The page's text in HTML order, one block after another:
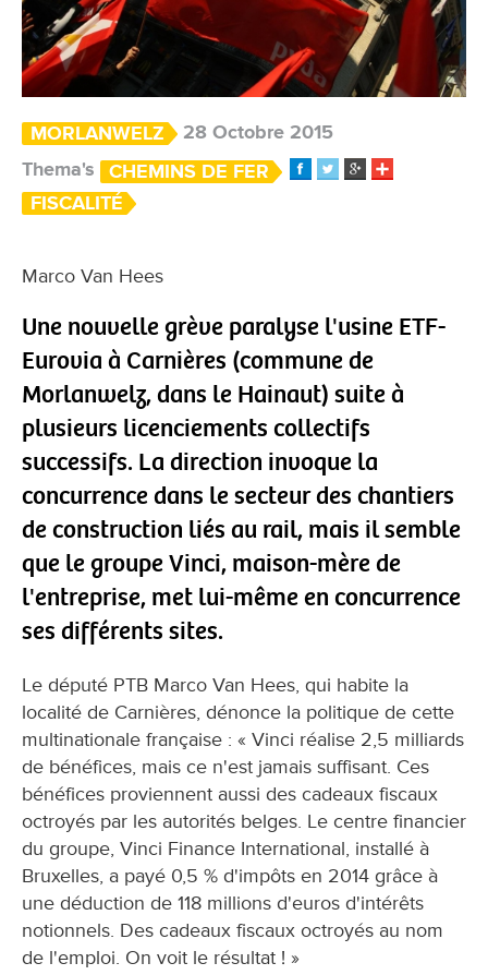
MORLANWELZ
28 Octobre 2015
Thema's
CHEMINS DE FER
FISCALITÉ
Marco Van Hees
Une nouvelle grève paralyse l'usine ETF-
Eurovia à Carnières (commune de
Morlanwelz, dans le Hainaut) suite à
plusieurs licenciements collectifs
successifs. La direction invoque la
concurrence dans le secteur des chantiers
de construction liés au rail, mais il semble
que le groupe Vinci, maison-mère de
l'entreprise, met lui-même en concurrence
ses différents sites.
Le député PTB Marco Van Hees, qui habite la
localité de Carnières, dénonce la politique de cette
multinationale française : « Vinci réalise 2,5 milliards
de bénéfices, mais ce n'est jamais suffisant. Ces
bénéfices proviennent aussi des cadeaux fiscaux
octroyés par les autorités belges. Le centre financier
du groupe, Vinci Finance International, installé à
Bruxelles, a payé 0,5 % d'impôts en 2014 grâce à
une déduction de 118 millions d'euros d'intérêts
notionnels. Des cadeaux fiscaux octroyés au nom
de l'emploi. On voit le résultat ! »